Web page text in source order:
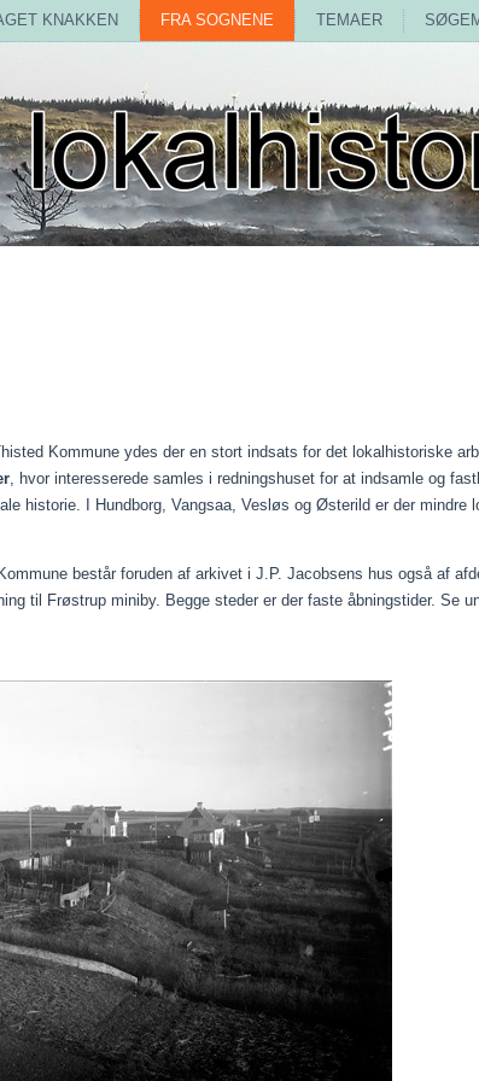
KNAKKEN FRA SOGNENE TEMAER
Kommune ydes der en stort indsats for det lokalhistoriske
, hvor interesserede samles i redningshuset for at indsamle og
historie. I Hundborg, Vangsaa, Vesløs og Østerild er der mindre
består foruden af arkivet i J.P. Jacobsens hus også af
til Frøstrup miniby. Begge steder er der faste åbningstider. Se